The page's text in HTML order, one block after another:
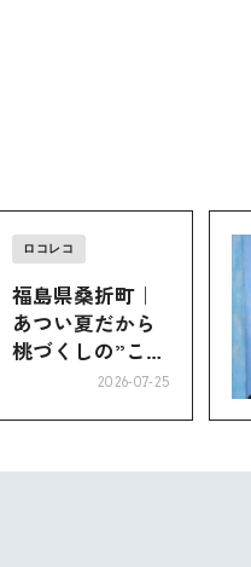
ロコレコ
福島県桑折町｜
あつい夏だから
桃づくしの”こお
2026-07-25